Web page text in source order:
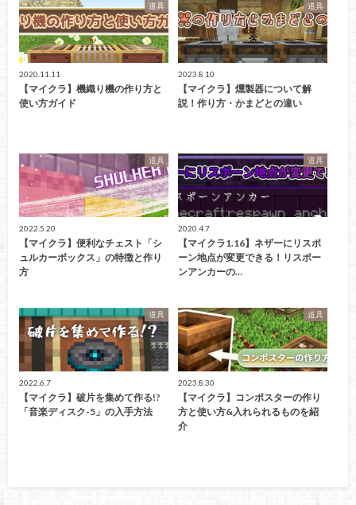
道具
2020.11.11
【マイクラ】機織り機の作り方と
使い方ガイド
道具
2023.8.10
【マイクラ】燻製器について解
説！作り方・かまどとの違い
道具
2022.5.20
【マイクラ】便利なチェスト「シ
ュルカーボックス」の特徴と作り
方
道具
2020.4.7
【マイクラ1.16】ネザーにリスポ
ーン地点が変更できる！リスポー
ンアンカーの…
道具
2022.6.7
【マイクラ】破片を集めて作る!?
「音楽ディスク-5」の入手方法
道具
2023.8.30
【マイクラ】コンポスターの作り
方と使い方&入れられるものを紹
介